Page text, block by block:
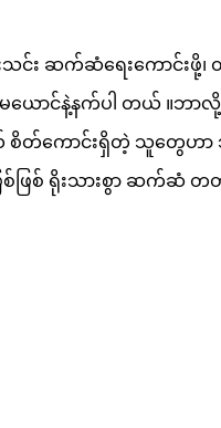
သင်း ဆက်ဆံရေးကောင်
မယောင်နဲ့နက်ပါ တယ် ။
စိတ်ကောင်းရှိတဲ့ သူတွေ
ဖြစ် ရိုးသားစွာ ဆက်ဆံ